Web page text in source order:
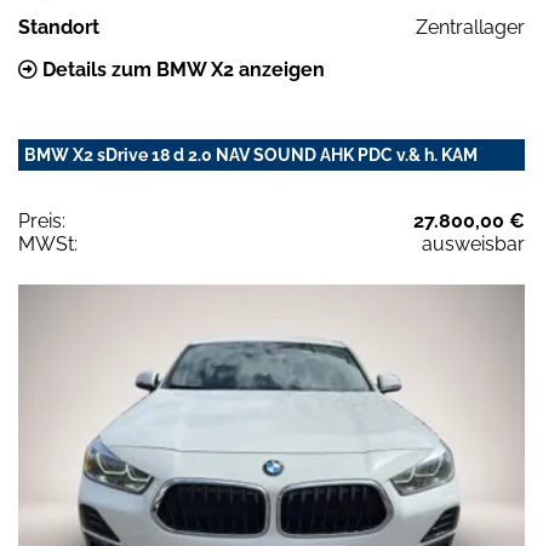
Standort
Zentrallager
Details zum BMW X2 anzeigen
BMW X2 sDrive 18 d 2.0 NAV SOUND AHK PDC v.& h. KAM
Preis:
27.800,00 €
MWSt:
ausweisbar